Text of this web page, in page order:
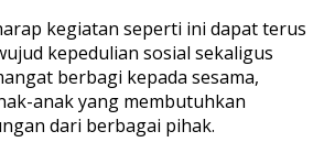
kegiatan seperti ini dapat terus
kepedulian sosial sekaligus
berbagi kepada sesama,
anak yang membutuhkan
dari berbagai pihak.